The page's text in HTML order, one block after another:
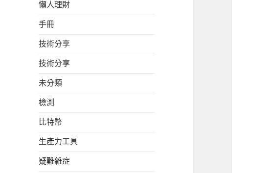
懶人理財
手冊
技術分享
技術分享
未分類
檢測
比特幣
生產力工具
疑難雜症